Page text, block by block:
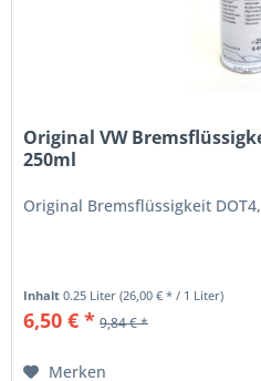
Original VW
250ml
Original Bremsflüssigkeit
Inhalt0.25 Liter(26,00 € * / 1 Liter)
6,50 € * 9,84 € *
Merken